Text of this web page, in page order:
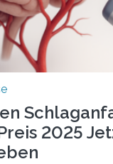
das
eine gute
2025